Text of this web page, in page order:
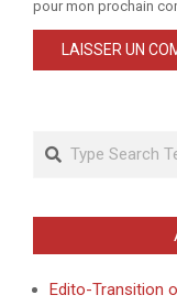
pour mon prochain
Search
Edito-Transition